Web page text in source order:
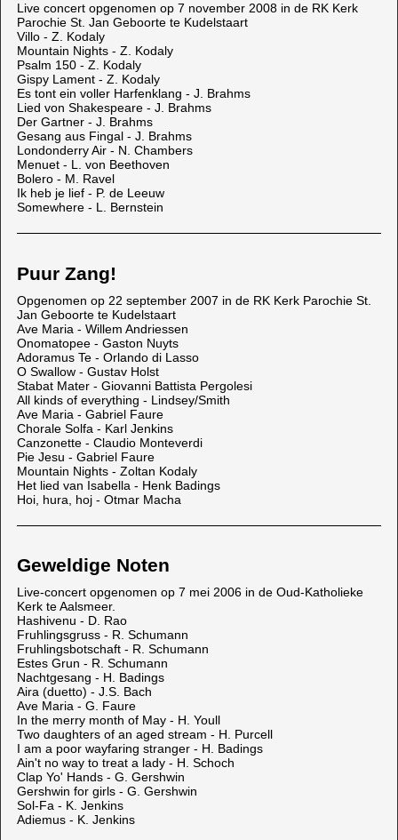
Live concert opgenomen op 7 november 2008 in de RK Kerk
Parochie St. Jan Geboorte te Kudelstaart
Villo - Z. Kodaly
Mountain Nights - Z. Kodaly
Psalm 150 - Z. Kodaly
Gispy Lament - Z. Kodaly
Es tont ein voller Harfenklang - J. Brahms
Lied von Shakespeare - J. Brahms
Der Gartner - J. Brahms
Gesang aus Fingal - J. Brahms
Londonderry Air - N. Chambers
Menuet - L. von Beethoven
Bolero - M. Ravel
Ik heb je lief - P. de Leeuw
Somewhere - L. Bernstein
Puur Zang!
Opgenomen op 22 september 2007 in de RK Kerk Parochie St.
Jan Geboorte te Kudelstaart
Ave Maria - Willem Andriessen
Onomatopee - Gaston Nuyts
Adoramus Te - Orlando di Lasso
O Swallow - Gustav Holst
Stabat Mater - Giovanni Battista Pergolesi
All kinds of everything - Lindsey/Smith
Ave Maria - Gabriel Faure
Chorale Solfa - Karl Jenkins
Canzonette - Claudio Monteverdi
Pie Jesu - Gabriel Faure
Mountain Nights - Zoltan Kodaly
Het lied van Isabella - Henk Badings
Hoi, hura, hoj - Otmar Macha
Geweldige Noten
Live-concert opgenomen op 7 mei 2006 in de Oud-Katholieke
Kerk te Aalsmeer.
Hashivenu - D. Rao
Fruhlingsgruss - R. Schumann
Fruhlingsbotschaft - R. Schumann
Estes Grun - R. Schumann
Nachtgesang - H. Badings
Aira (duetto) - J.S. Bach
Ave Maria - G. Faure
In the merry month of May - H. Youll
Two daughters of an aged stream - H. Purcell
I am a poor wayfaring stranger - H. Badings
Ain't no way to treat a lady - H. Schoch
Clap Yo' Hands - G. Gershwin
Gershwin for girls - G. Gershwin
Sol-Fa - K. Jenkins
Adiemus - K. Jenkins